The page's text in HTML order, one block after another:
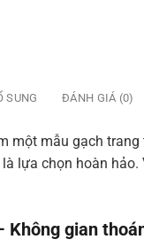
SUNG ĐÁNH GIÁ (0)
một mẫu gạch
lựa chọn hoàn
Không gian